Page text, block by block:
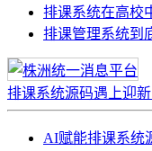
排课系统在高校
排课管理系统到
排课系统源码遇上迎
AI赋能排课系统